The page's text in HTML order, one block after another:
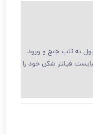
به تاپ چنج و ورود
فیلتر شکن خود را